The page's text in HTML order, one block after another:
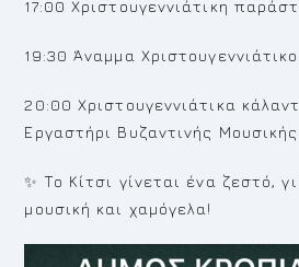
17:00 Χριστουγεννιάτικη
19:30 Άναμμα
20:00 Χριστουγεννιάτικα
Εργαστήρι Βυζαντινής
✨ Το Κίτσι γίνεται ένα ζεστό,
μουσική και χαμόγελα!